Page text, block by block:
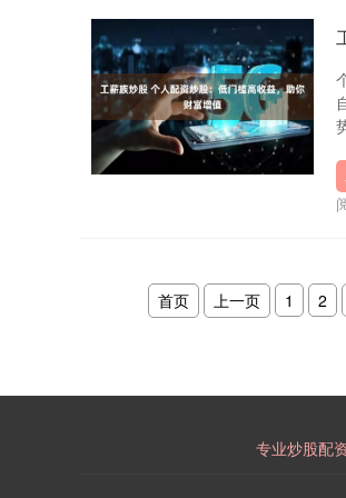
首页 上一页 1 2
专业炒股配